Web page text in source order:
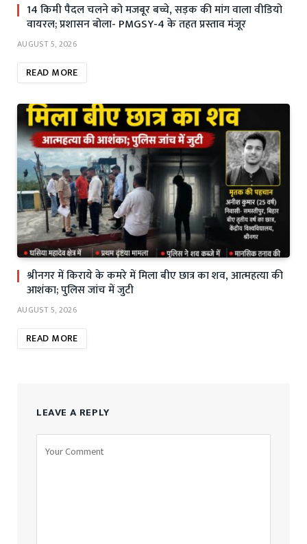
14 किमी पैदल चलने को मजबूर बच्चे, सड़क की मांग वाला वीडियो
वायरल; प्रशासन बोला- PMGSY-4 के तहत प्रस्ताव मंजूर
AUGUST 5, 2026
READ MORE
श्रीनगर में किराये के कमरे में मिला बीए छात्र का शव, आत्महत्या की
आशंका; पुलिस जांच में जुटी
AUGUST 5, 2026
READ MORE
LEAVE A REPLY